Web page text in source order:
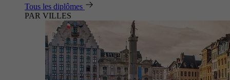
Tous les diplômes
PAR VILLES